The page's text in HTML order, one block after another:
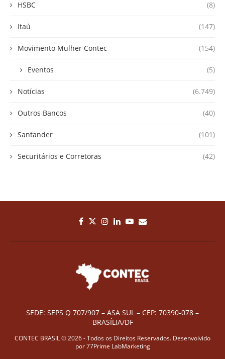
HSBC (8)
Itaú (147)
Movimento Mulher Contec (154)
Eventos (5)
Notícias (6.749)
Outros Bancos (40)
Santander (101)
Securitários e Corretoras (42)
SEDE: SEPS Q 707/907 – ASA SUL – CEP: 70390-078 –
BRASÍLIA/DF
CONTEC BRASIL © 2026 - Todos os Direitos Reservados. Desenvolvido
por77Prime LabMarketing